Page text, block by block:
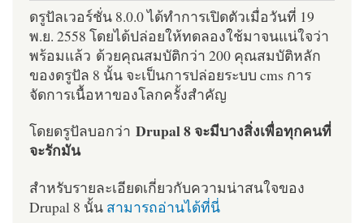
ดรูปัลเวอร์ชั่น 8.0.0 ได้ทำการเปิดตัวเมื่อวันที่ 19
พ.ย. 2558 โดยได้ปล่อยให้ทดลองใช้มาจนแน่ใจว่า
พร้อมแล้ว ด้วยคุณสมบัติกว่า 200 คุณสมบัติหลัก
ของดรูปัล 8 นั้น จะเป็นการปล่อยระบบ cms การ
จัดการเนื้อหาของโลกครั้งสำคัญ
โดยดรูปัลบอกว่า Drupal 8 จะมีบางสิ่งเพื่อทุกคนที่
จะรักมัน
สำหรับรายละเอียดเกี่ยวกับความน่าสนใจของ
Drupal 8 นั้น สามารถอ่านได้ที่นี่